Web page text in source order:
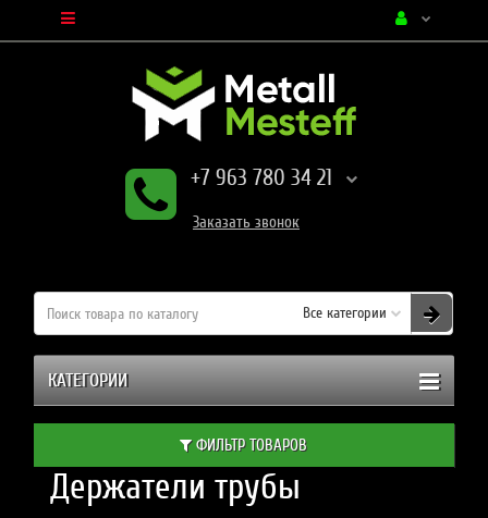
+7 963 780 34 21
Заказать звонок
Все категории
КАТЕГОРИИ
ФИЛЬТР ТОВАРОВ
Держатели трубы